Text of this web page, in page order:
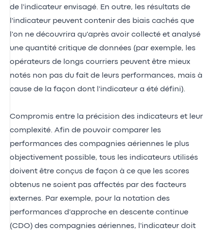
de l'indicateur envisagé. En outre, les résultats de
l'indicateur peuvent contenir des biais cachés que
l'on ne découvrira qu'après avoir collecté et analysé
une quantité critique de données (par exemple, les
opérateurs de longs courriers peuvent être mieux
notés non pas du fait de leurs performances, mais à
cause de la façon dont l'indicateur a été défini).
Compromis entre la précision des indicateurs et leur
complexité. Afin de pouvoir comparer les
performances des compagnies aériennes le plus
objectivement possible, tous les indicateurs utilisés
doivent être conçus de façon à ce que les scores
obtenus ne soient pas affectés par des facteurs
externes. Par exemple, pour la notation des
performances d'approche en descente continue
(CDO) des compagnies aériennes, l'indicateur doit